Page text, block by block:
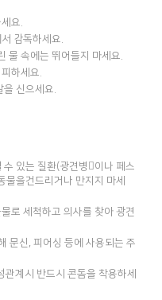
요.
감독하세요.
물 속에는 뛰어들지 마세요.
하세요.
신으세요.
있는 질환(광견병이나 페스
을건드리거나 만지지 마세
로 세척하고 의사를 찾아 광견
문신, 피어싱 등에 사용되는 주
계시 반드시 콘돔을 착용하세